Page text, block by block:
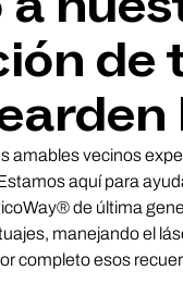
de
amables vecinos
aquí para
de última
manejando el
completo esos